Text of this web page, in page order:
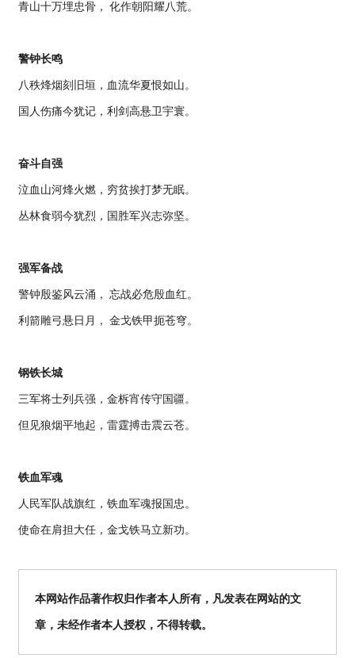
青山十万埋忠骨， 化作朝阳耀八荒。
警钟长鸣
八秩烽烟刻旧垣，血流华夏恨如山。
国人伤痛今犹记，利剑高悬卫宇寰。
奋斗自强
泣血山河烽火燃，穷贫挨打梦无眠。
丛林食弱今犹烈，国胜军兴志弥坚。
强军备战
警钟殷鉴风云涌， 忘战必危殷血红。
利箭雕弓悬日月， 金戈铁甲扼苍穹。
钢铁长城
三军将士列兵强，金柝宵传守国疆。
但见狼烟平地起，雷霆搏击震云苍。
铁血军魂
人民军队战旗红，铁血军魂报国忠。
使命在肩担大任，金戈铁马立新功。
本网站作品著作权归作者本人所有，凡发表在网站的文
章，未经作者本人授权，不得转载。